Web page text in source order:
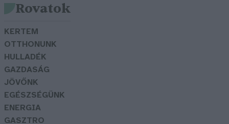
Rovatok
KERTEM
OTTHONUNK
HULLADÉK
GAZDASÁG
JÖVŐNK
EGÉSZSÉGÜNK
ENERGIA
GASZTRO